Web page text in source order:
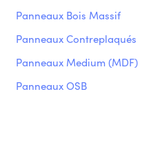
Panneaux Bois Massif
Panneaux Contreplaqués
Panneaux Medium (MDF)
Panneaux OSB